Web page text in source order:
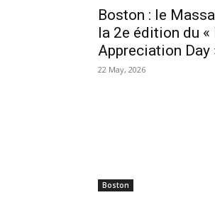
Boston : le
la 2e édition du
Appreciation Day
22 May, 2026
Boston